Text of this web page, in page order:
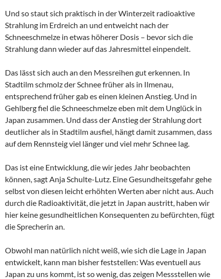
Und so staut sich praktisch in der Winterzeit radioaktive
Strahlung im Erdreich an und entweicht nach der
Schneeschmelze in etwas höherer Dosis – bevor sich die
Strahlung dann wieder auf das Jahresmittel einpendelt.
Das lässt sich auch an den Messreihen gut erkennen. In
Stadtilm schmolz der Schnee früher als in Ilmenau,
entsprechend früher gab es einen kleinen Anstieg. Und in
Gehlberg fiel die Schneeschmelze eben mit dem Unglück in
Japan zusammen. Und dass der Anstieg der Strahlung dort
deutlicher als in Stadtilm ausfiel, hängt damit zusammen, dass
auf dem Rennsteig viel länger und viel mehr Schnee lag.
Das ist eine Entwicklung, die wir jedes Jahr beobachten
können, sagt Anja Schulte-Lutz. Eine Gesundheitsgefahr gehe
selbst von diesen leicht erhöhten Werten aber nicht aus. Auch
durch die Radioaktivität, die jetzt in Japan austritt, haben wir
hier keine gesundheitlichen Konsequenten zu befürchten, fügt
die Sprecherin an.
Obwohl man natürlich nicht weiß, wie sich die Lage in Japan
entwickelt, kann man bisher feststellen: Was eventuell aus
Japan zu uns kommt, ist so wenig, das zeigen Messstellen wie